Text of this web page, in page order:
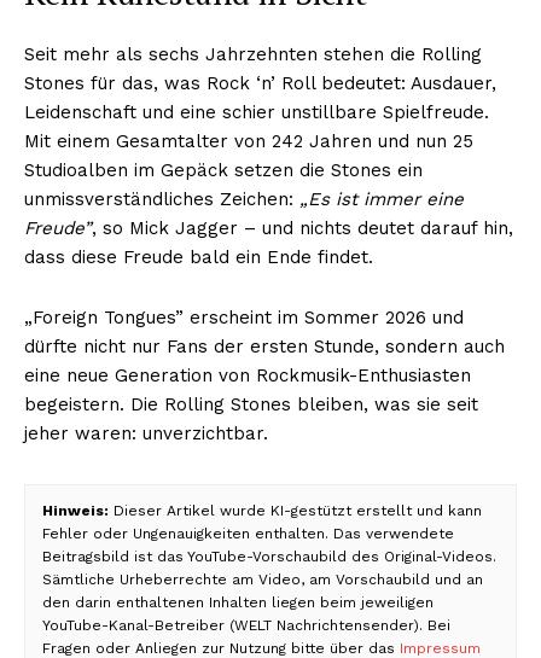
Seit mehr als sechs Jahrzehnten stehen die Rolling
Stones für das, was Rock ‘n’ Roll bedeutet: Ausdauer,
Leidenschaft und eine schier unstillbare Spielfreude.
Mit einem Gesamtalter von 242 Jahren und nun 25
Studioalben im Gepäck setzen die Stones ein
unmissverständliches Zeichen: „Es ist immer eine
Freude”, so Mick Jagger – und nichts deutet darauf hin,
dass diese Freude bald ein Ende findet.
„Foreign Tongues” erscheint im Sommer 2026 und
dürfte nicht nur Fans der ersten Stunde, sondern auch
eine neue Generation von Rockmusik-Enthusiasten
begeistern. Die Rolling Stones bleiben, was sie seit
jeher waren: unverzichtbar.
Hinweis: Dieser Artikel wurde KI-gestützt erstellt und kann
Fehler oder Ungenauigkeiten enthalten. Das verwendete
Beitragsbild ist das YouTube-Vorschaubild des Original-Videos.
Sämtliche Urheberrechte am Video, am Vorschaubild und an
den darin enthaltenen Inhalten liegen beim jeweiligen
YouTube-Kanal-Betreiber (WELT Nachrichtensender). Bei
Fragen oder Anliegen zur Nutzung bitte über das Impressum